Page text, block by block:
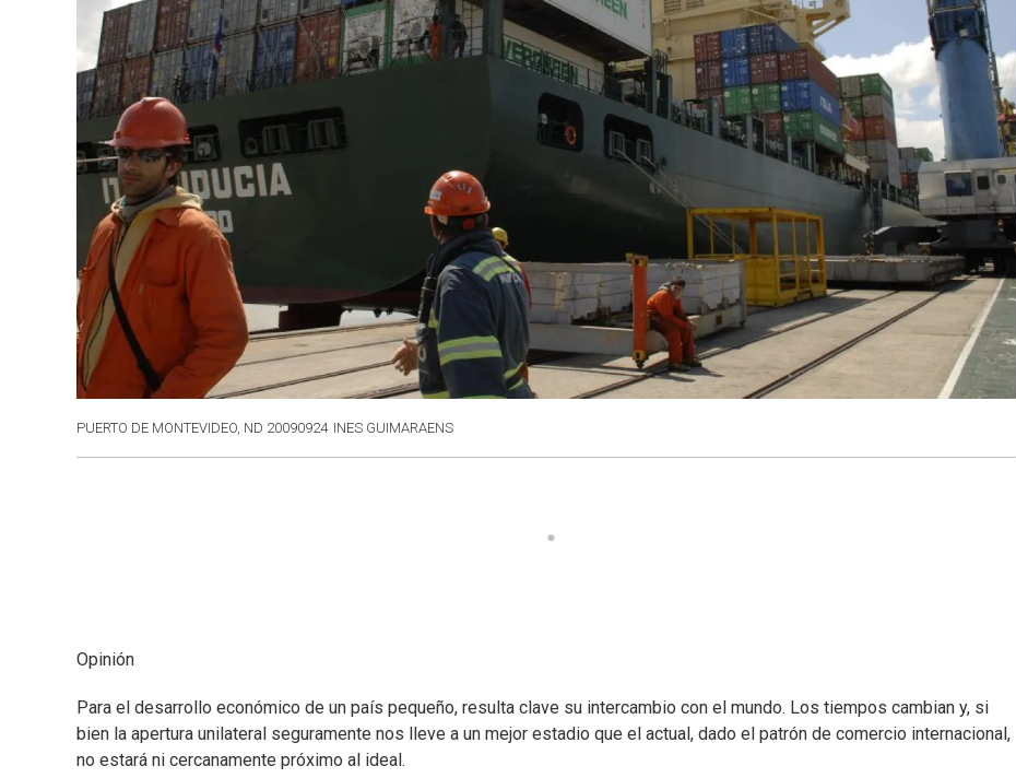
PUERTO DE MONTEVIDEO, ND 20090924 INES GUIMARAENS
Opinión
Para el desarrollo económico de un país pequeño, resulta clave su intercambio con el mundo. Los tiempos cambian y, si
bien la apertura unilateral seguramente nos lleve a un mejor estadio que el actual, dado el patrón de comercio internacional,
no estará ni cercanamente próximo al ideal.